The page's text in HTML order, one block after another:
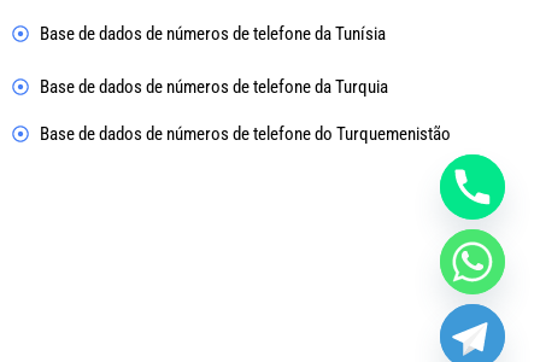
Base de dados de números de telefone da Tunísia
Base de dados de números de telefone da Turquia
Base de dados de números de telefone do Turquemenistão